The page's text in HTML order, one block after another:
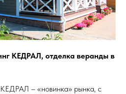
КЕДРАЛ, отделка веранды в
– «новинка» рынка, с